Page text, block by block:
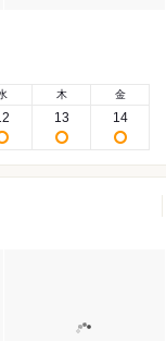
木
13
金
14